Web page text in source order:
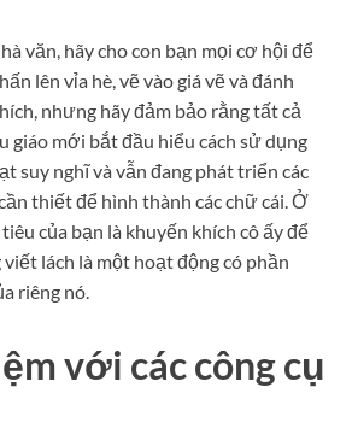
văn, hãy cho con bạn mọi cơ hội để
lên vỉa hè, vẽ vào giá vẽ và đánh
nhưng hãy đảm bảo rằng tất cả
giáo mới bắt đầu hiểu cách sử dụng
suy nghĩ và vẫn đang phát triển các
thiết để hình thành các chữ cái. Ở
của bạn là khuyến khích cô ấy để
lách là một hoạt động có phần
riêng nó.
với các công cụ